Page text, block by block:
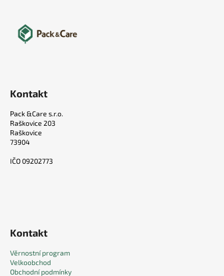
Kontakt
Pack &Care s.r.o.
Raškovice 203
Raškovice
73904
IČO 09202773
Kontakt
Věrnostní program
Velkoobchod
Obchodní podmínky